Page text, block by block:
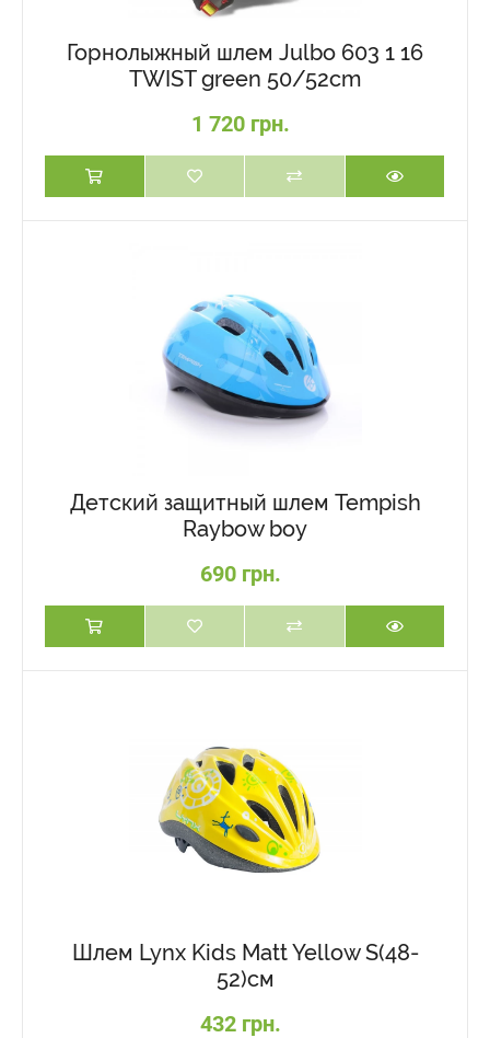
Горнолыжный шлем Julbo 603 1 16
TWIST green 50/52cm
1 720 грн.
Детский защитный шлем Tempish
Raybow boy
690 грн.
Шлем Lynx Kids Matt Yellow S(48-
52)см
432 грн.